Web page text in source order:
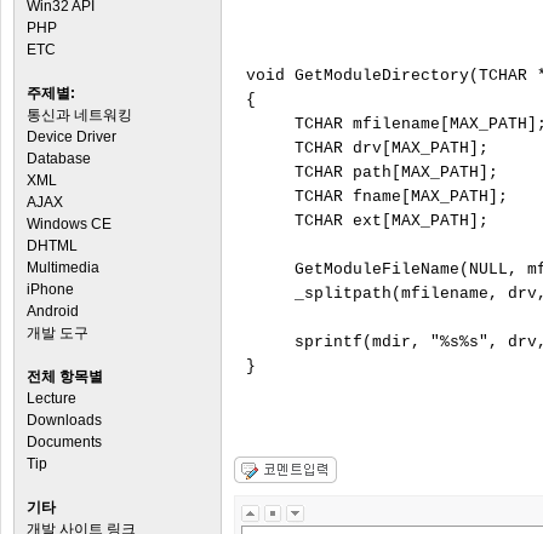
Win32 API
PHP
ETC
주제별:
통신과 네트워킹
Device Driver
Database
XML
AJAX
Windows CE
DHTML
Multimedia
iPhone
Android
개발 도구
전체 항목별
Lecture
Downloads
Documents
Tip
기타
개발 사이트 링크
void GetModuleDirectory(TCHAR
{
TCHAR
     TCHAR drv[MAX_PATH];
     TCHAR path[MAX_PATH];
     TCHAR fname[MAX_PATH];
     TCHAR ext[MAX_PATH];
GetModuleFileName(NULL,
_splitpath(mfilename,
sprintf(mdir, "%s%s",